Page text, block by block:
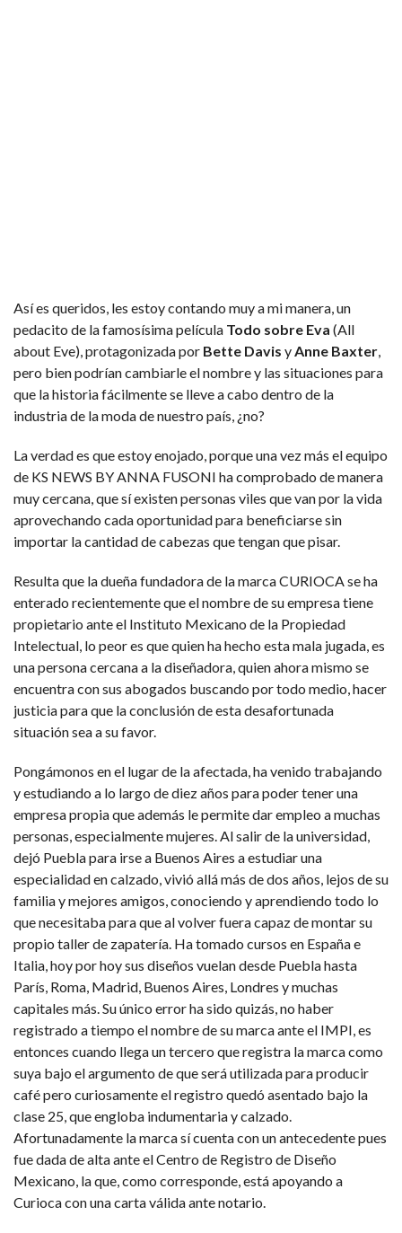
Así es queridos, les estoy contando muy a mi manera, un
pedacito de la famosísima película Todo sobre Eva (All
about Eve), protagonizada por Bette Davis yAnne Baxter,
pero bien podrían cambiarle el nombre y las situaciones para
que la historia fácilmente se lleve a cabo dentro de la
industria de la moda de nuestro país, ¿no?
La verdad es que estoy enojado, porque una vez más el equipo
de KS NEWS BY ANNA FUSONI ha comprobado de manera
muy cercana, que sí existen personas viles que van por la vida
aprovechando cada oportunidad para beneficiarse sin
importar la cantidad de cabezas que tengan que pisar.
Resulta que la dueña fundadora de la marca CURIOCA se ha
enterado recientemente que el nombre de su empresa tiene
propietario ante el Instituto Mexicano de la Propiedad
Intelectual, lo peor es que quien ha hecho esta mala jugada, es
una persona cercana a la diseñadora, quien ahora mismo se
encuentra con sus abogados buscando por todo medio, hacer
justicia para que la conclusión de esta desafortunada
situación sea a su favor.
Pongámonos en el lugar de la afectada, ha venido trabajando
y estudiando a lo largo de diez años para poder tener una
empresa propia que además le permite dar empleo a muchas
personas, especialmente mujeres. Al salir de la universidad,
dejó Puebla para irse a Buenos Aires a estudiar una
especialidad en calzado, vivió allá más de dos años, lejos de su
familia y mejores amigos, conociendo y aprendiendo todo lo
que necesitaba para que al volver fuera capaz de montar su
propio taller de zapatería. Ha tomado cursos en España e
Italia, hoy por hoy sus diseños vuelan desde Puebla hasta
París, Roma, Madrid, Buenos Aires, Londres y muchas
capitales más. Su único error ha sido quizás, no haber
registrado a tiempo el nombre de su marca ante el IMPI, es
entonces cuando llega un tercero que registra la marca como
suya bajo el argumento de que será utilizada para producir
café pero curiosamente el registro quedó asentado bajo la
clase 25, que engloba indumentaria y calzado.
Afortunadamente la marca sí cuenta con un antecedente pues
fue dada de alta ante el Centro de Registro de Diseño
Mexicano, la que, como corresponde, está apoyando a
Curioca con una carta válida ante notario.